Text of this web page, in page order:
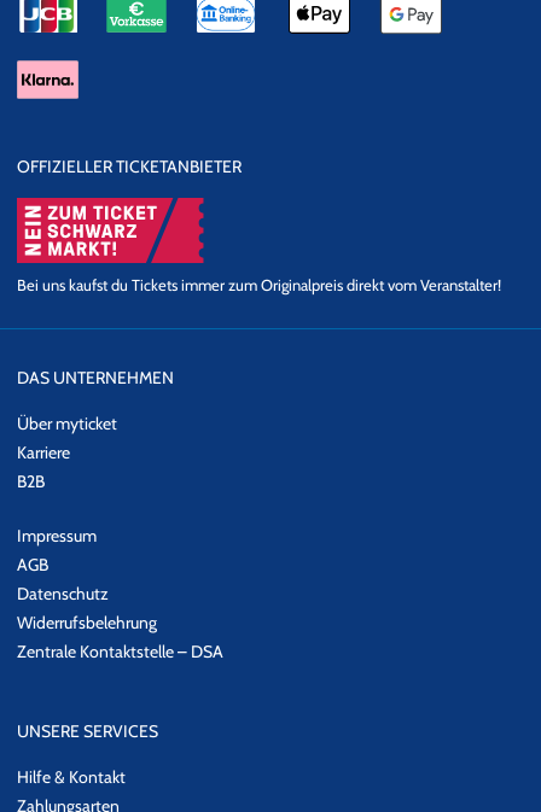
OFFIZIELLER TICKETANBIETER
Bei uns kaufst du Tickets immer zum Originalpreis direkt vom Veranstalter!
DAS UNTERNEHMEN
Über myticket
Karriere
B2B
Impressum
AGB
Datenschutz
Widerrufsbelehrung
Zentrale Kontaktstelle – DSA
UNSERE SERVICES
Hilfe & Kontakt
Zahlungsarten